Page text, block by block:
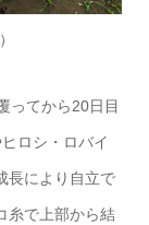
ってから20日目
ロシ・ロバイ
長により自立で
糸で上部から結